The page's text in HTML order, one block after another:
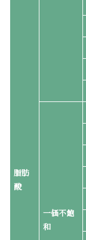
脂肪
酸
一価不飽
和